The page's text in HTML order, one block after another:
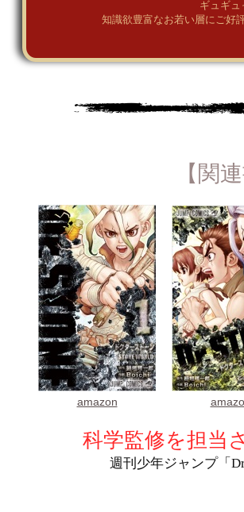
科学監修を担当
週刊少年ジャンプ「Dr.
ギュギ
知識欲豊富なお若い層にご好
【関
amazon